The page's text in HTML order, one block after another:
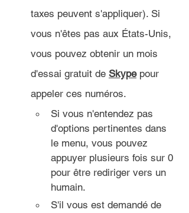
taxes peuvent s'appliquer). Si
vous n'êtes pas aux États-Unis,
vous pouvez obtenir un mois
d'essai gratuit de Skype pour
appeler ces numéros.
Si vous n'entendez pas
d'options pertinentes dans
le menu, vous pouvez
appuyer plusieurs fois sur 0
pour être rediriger vers un
humain.
S'il vous est demandé de